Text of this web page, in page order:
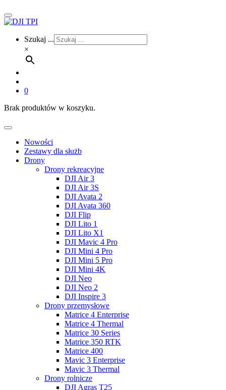
Szukaj ...
×
0
Brak produktów w koszyku.
Nowości
Zestawy dla służb
Drony
Drony rekreacyjne
DJI Air 3
DJI Air 3S
DJI Avata 2
DJI Avata 360
DJI Flip
DJI Lito 1
DJI Lito X1
DJI Mavic 4 Pro
DJI Mini 4 Pro
DJI Mini 5 Pro
DJI Mini 4K
DJI Neo
DJI Neo 2
DJI Inspire 3
Drony przemysłowe
Matrice 4 Enterprise
Matrice 4 Thermal
Matrice 30 Series
Matrice 350 RTK
Matrice 400
Mavic 3 Enterprise
Mavic 3 Thermal
Drony rolnicze
DJI Agras T25